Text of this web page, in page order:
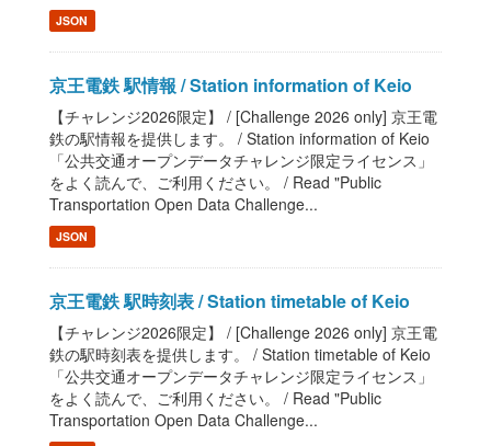
JSON
京王電鉄 駅情報 / Station information of Keio
【チャレンジ2026限定】 / [Challenge 2026 only] 京王電
鉄の駅情報を提供します。 / Station information of Keio
「公共交通オープンデータチャレンジ限定ライセンス」
をよく読んで、ご利用ください。 / Read "Public
Transportation Open Data Challenge...
JSON
京王電鉄 駅時刻表 / Station timetable of Keio
【チャレンジ2026限定】 / [Challenge 2026 only] 京王電
鉄の駅時刻表を提供します。 / Station timetable of Keio
「公共交通オープンデータチャレンジ限定ライセンス」
をよく読んで、ご利用ください。 / Read "Public
Transportation Open Data Challenge...